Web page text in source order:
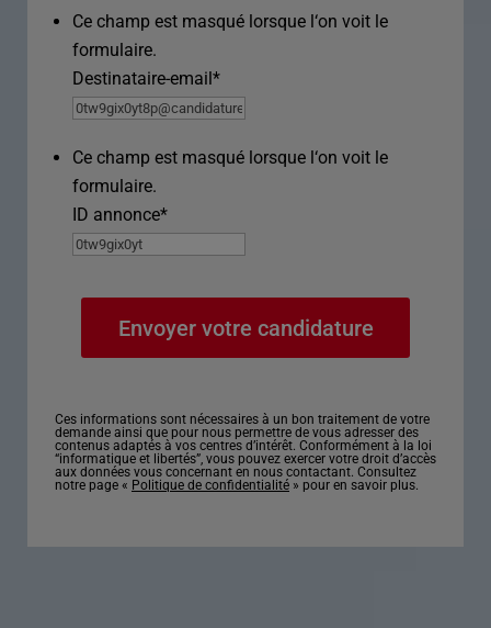
Ce champ est masqué lorsque l‘on voit le
formulaire.
Destinataire-email*
Ce champ est masqué lorsque l‘on voit le
formulaire.
ID annonce*
Ces informations sont nécessaires à un bon traitement de votre
demande ainsi que pour nous permettre de vous adresser des
contenus adaptés à vos centres d’intérêt. Conformément à la loi
“informatique et libertés”, vous pouvez exercer votre droit d’accès
aux données vous concernant en nous contactant. Consultez
notre page « Politique de confidentialité » pour en savoir plus.